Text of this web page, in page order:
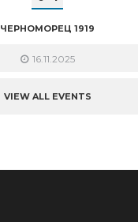
ЧЕРНОМОРЕЦ 1919
16.11.2025
VIEW ALL EVENTS